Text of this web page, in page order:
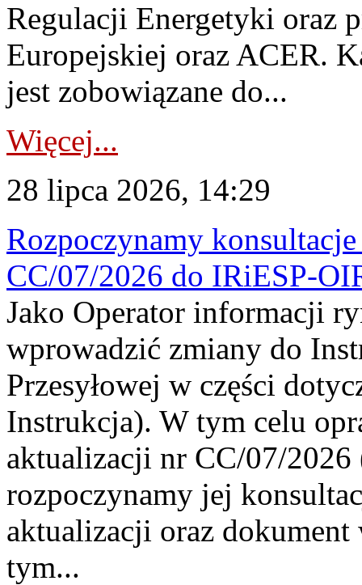
Regulacji Energetyki oraz
Europejskiej oraz ACER.
jest zobowiązane do...
Więcej...
28 lipca 2026, 14:29
Rozpoczynamy
CC/07/2026 do IRiESP-
Jako Operator informacji
wprowadzić zmiany do
Przesyłowej w części
Instrukcja). W tym celu
aktualizacji nr CC/07/
rozpoczynamy jej
aktualizacji oraz
tym...